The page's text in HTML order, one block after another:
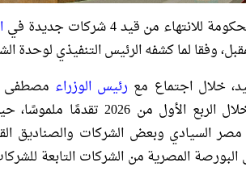
للانتهاء من قيد 4 شركات جديدة في
وفقا لما كشفه الرئيس التنفيذي لوحدة
خلال اجتماع مع رئيس الوزراء مصطفى
حققت خلال الربع الأول
السيادي وبعض الشركات والصناديق
البورصة المصرية من الشركات التابعة